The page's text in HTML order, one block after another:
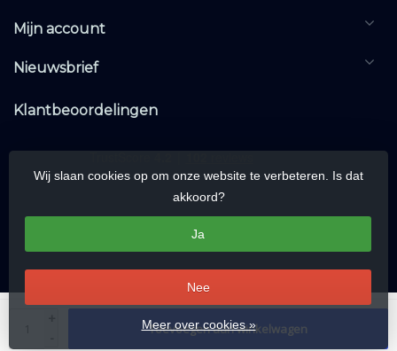
Toevoegen aan winkelwagen
Mijn account
Nieuwsbrief
Klantbeoordelingen
Wij slaan cookies op om onze website te verbeteren. Is dat
akkoord?
Ja
Nee
Meer over cookies »
voorbehouden